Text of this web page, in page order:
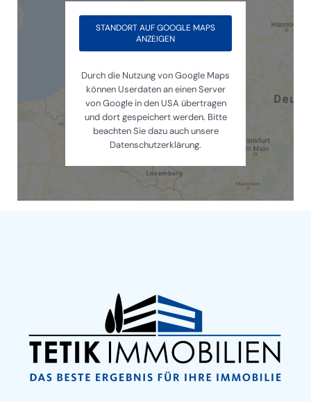
STANDORT AUF GOOGLE MAPS
ANZEIGEN
Durch die Nutzung von Google Maps
können Userdaten an einen Server
von Google in den USA übertragen
und dort gespeichert werden. Bitte
beachten Sie dazu auch unsere
Datenschutzerklärung.